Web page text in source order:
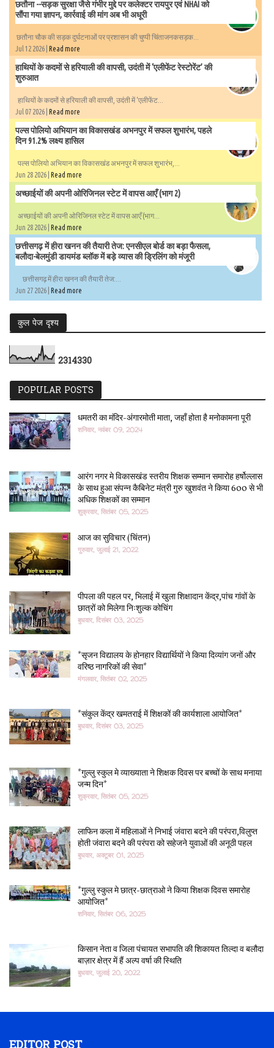
छतौना --सड़क सुरक्षा जैसे गंभीर मुद्दे पर कलेक्टर रायपुर एवं NHAI को
सौंपा गया ज्ञापन, कार्रवाई की मांग अब भी अधूरी
छतौना चौक की सड़क दुर्घटनाओं पर प्रशासन की चुप्पी चिंताजनकसड़क...
Jul 12 2026 | Read more
हाथियों के कदमों से हरियाली की वापसी, उदंती में ‘एलीफेंट रेस्टोरेंट’ की
शुरुआत
हाथियों के कदमों से हरियाली की वापसी, उदंती में ‘एलीफेंट...
Jul 07 2026 | Read more
पल्स पोलियो अभियान का विकासखंड अभनपुर में सफल शुभारंभ, पहले
दिन 91.2% लक्ष्य हासिल
पल्स पोलियो अभियान का विकासखंड अभनपुर में सफल शुभारंभ,...
Jun 28 2026 | Read more
अच्छाईयों की अपनी ओरिजिनल स्टेट में वापस आएँ (भाग 2)
अच्छाईयों की अपनी ओरिजिनल स्टेट में वापस आएँ (भाग...
Jun 28 2026 | Read more
छत्तीसगढ़ में हीरा खनन की तैयारी तेज: एनसीएल बोर्ड का बड़ा फैसला,
बलौदा-बेलमुंडी डायमंड ब्लॉक में बड़े व्यास की ड्रिलिंग को मंजूरी
छत्तीसगढ़ में हीरा खनन की तैयारी तेज:...
Jun 27 2026 | Read more
कुल पेज दृश्य
2314330
POPULAR POSTS
धमतरी का मंदिर-अंगारमोती माता, जहाँ होता है मनोकामना पूरी
शनिवार, नवंबर 09, 2024
आरंग नगर मे विकासखंड स्तरीय शिक्षक सम्मान समारोह हर्षोल्लास
के साथ हुआ संपन्न कैबिनेट मंत्री गुरु खुशवंत ने किया 600 से भी
अधिक शिक्षकों का सम्मान
शुक्रवार, सितंबर 05, 2025
आज का सुविचार (चिंतन)
गुरुवार, जुलाई 21, 2022
पीपला की पहल पर, भिलाई में खुला शिक्षादान केंद्र,पांच गांवों के
छात्रों को मिलेगा निःशुल्क कोचिंग
बुधवार, दिसंबर 03, 2025
*सृजन विद्यालय के होनहार विद्यार्थियों ने किया दिव्यांग जनों और
वरिष्ठ नागरिकों की सेवा*
मंगलवार, सितंबर 02, 2025
*संकुल केंद्र खमतराई में शिक्षकों की कार्यशाला आयोजित*
बुधवार, दिसंबर 03, 2025
*गुल्लु स्कुल मे व्याख्याता ने शिक्षक दिवस पर बच्चों के साथ मनाया
जन्म दिन*
शुक्रवार, सितंबर 05, 2025
लाफिन कला में महिलाओं ने निभाई जंवारा बदने की परंपरा,विलुप्त
होती जंवारा बदने की परंपरा को सहेजने युवाओं की अनूठी पहल
बुधवार, अक्टूबर 01, 2025
*गुल्लु स्कुल मे छात्र-छात्राओ ने किया शिक्षक दिवस समारोह
आयोजित*
शनिवार, सितंबर 06, 2025
किसान नेता व जिला पंचायत सभापति की शिकायत तिल्दा व बलौदा
बाज़ार क्षेत्र में हैं अल्प वर्षा की स्थिति
बुधवार, जुलाई 20, 2022